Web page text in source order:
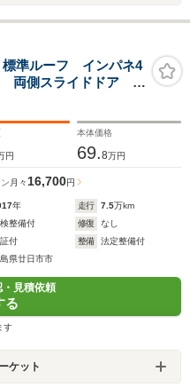
準ルーフ インパネ4
両側スライドドア レ
止装置 オートエア
円
本体価格
69.8万円
月々16,700円
年 走行 7.5万km
整備付 修復
なし
付 整備
法定整備付
県廿日市市
見積依頼
る
す
ケット